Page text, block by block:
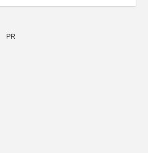
PR